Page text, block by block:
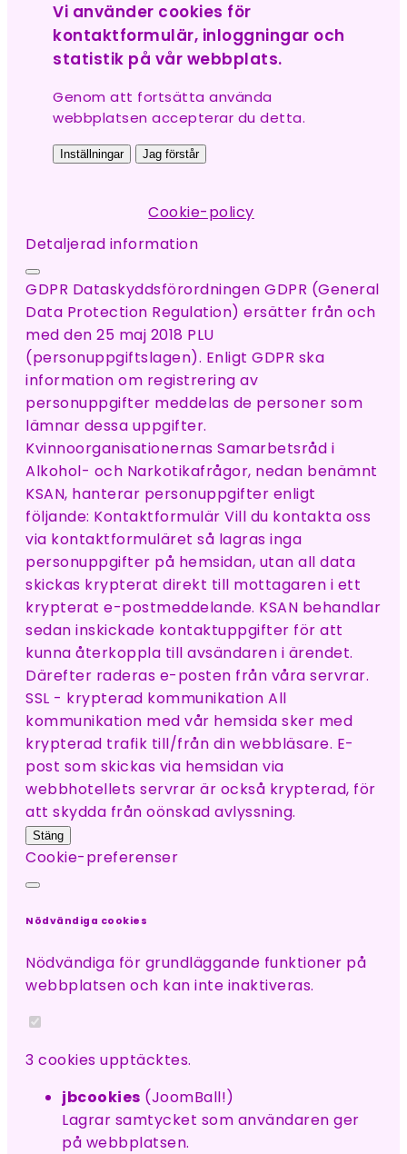
Vi använder cookies för
kontaktformulär, inloggningar och
statistik på vår webbplats.
Genom att fortsätta använda
webbplatsen accepterar du detta.
Inställningar Jag förstår
Cookie-policy
Detaljerad information
GDPR Dataskyddsförordningen GDPR (General
Data Protection Regulation) ersätter från och
med den 25 maj 2018 PLU
(personuppgiftslagen). Enligt GDPR ska
information om registrering av
personuppgifter meddelas de personer som
lämnar dessa uppgifter.
Kvinnoorganisationernas Samarbetsråd i
Alkohol- och Narkotikafrågor, nedan benämnt
KSAN, hanterar personuppgifter enligt
följande: Kontaktformulär Vill du kontakta oss
via kontaktformuläret så lagras inga
personuppgifter på hemsidan, utan all data
skickas krypterat direkt till mottagaren i ett
krypterat e-postmeddelande. KSAN behandlar
sedan inskickade kontaktuppgifter för att
kunna återkoppla till avsändaren i ärendet.
Därefter raderas e-posten från våra servrar.
SSL - krypterad kommunikation All
kommunikation med vår hemsida sker med
krypterad trafik till/från din webbläsare. E-
post som skickas via hemsidan via
webbhotellets servrar är också krypterad, för
att skydda från oönskad avlyssning.
Stäng
Cookie-preferenser
Nödvändiga cookies
Nödvändiga för grundläggande funktioner på
webbplatsen och kan inte inaktiveras.
3 cookies upptäcktes.
jbcookies (JoomBall!)
Lagrar samtycket som användaren ger
på webbplatsen.